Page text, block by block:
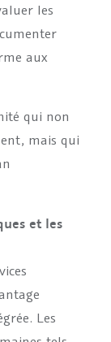
les
aux
qui non
mais qui
et les
Les